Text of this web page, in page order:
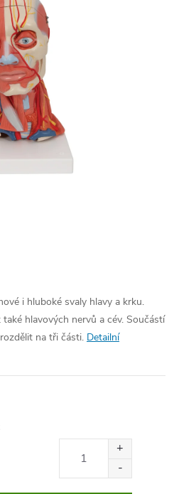
i hluboké svaly hlavy a krku.
hlavových nervů a cév. Součástí
na tři části. Detailní